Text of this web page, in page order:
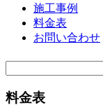
施工事例
料金表
お問い合わせ
料金表